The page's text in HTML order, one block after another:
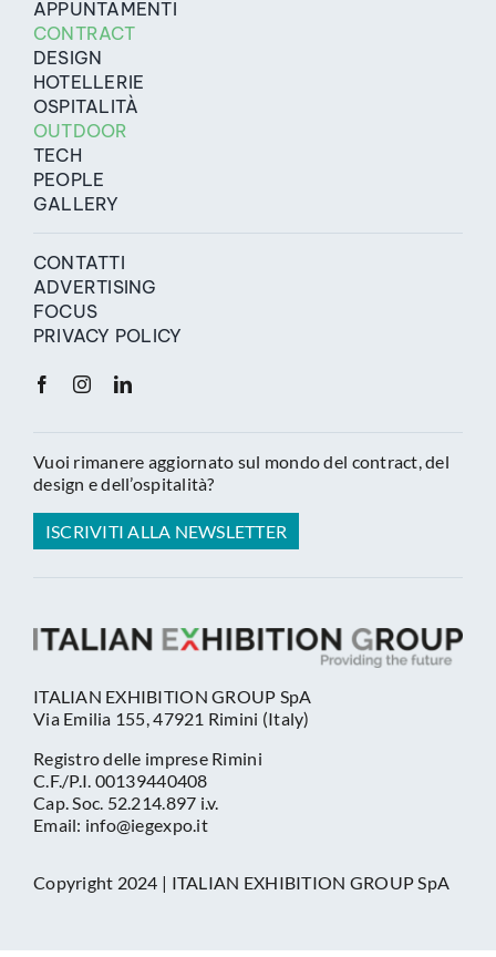
APPUNTAMENTI
CONTRACT
DESIGN
HOTELLERIE
OSPITALITÀ
OUTDOOR
TECH
PEOPLE
GALLERY
CONTATTI
ADVERTISING
FOCUS
PRIVACY POLICY
Vuoi rimanere aggiornato sul mondo del contract, del
design e dell’ospitalità?
ISCRIVITI ALLA NEWSLETTER
ITALIAN EXHIBITION GROUP SpA
Via Emilia 155, 47921 Rimini (Italy)
Registro delle imprese Rimini
C.F./P.I. 00139440408
Cap. Soc. 52.214.897 i.v.
Email: info@iegexpo.it
Copyright 2024 | ITALIAN EXHIBITION GROUP SpA